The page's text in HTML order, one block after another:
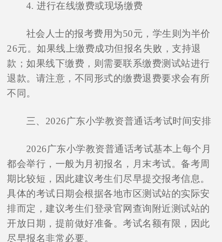
4. 进行在线缴费或现场缴费
社会人士的报考费用为50元，学生则为半价
26元。如果线上缴费成功但报名失败，支持退
款；如果线下缴费，则需要联系缴费测试站进行
退款。请注意，不同形式的缴费退费要求会有所
不同。
三、2026广东小学教资普通话考试时间安排
2026广东小学教资普通话考试基本上每个月
都会举行，一般为月初报名，月末考试。备考周
期比较短，因此建议考生们尽早提交报考信息。
具体的考试日期会根据各地市区测试站的实际安
排而定，建议考生们登录官网查询附近测试站的
开放日期，提前做好准备。考试名额有限，因此
尽早报名非常必要。